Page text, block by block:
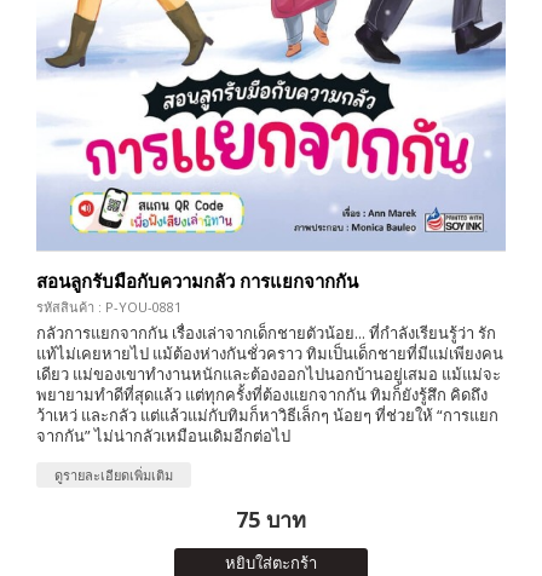
สอนลูกรับมือกับความกลัว การแยกจากกัน
รหัสสินค้า : P-YOU-0881
กลัวการแยกจากกัน เรื่องเล่าจากเด็กชายตัวน้อย... ที่กำลังเรียนรู้ว่า รัก
แท้ไม่เคยหายไป แม้ต้องห่างกันชั่วคราว ทิมเป็นเด็กชายที่มีแม่เพียงคน
เดียว แม่ของเขาทำงานหนักและต้องออกไปนอกบ้านอยู่เสมอ แม้แม่จะ
พยายามทำดีที่สุดแล้ว แต่ทุกครั้งที่ต้องแยกจากกัน ทิมก็ยังรู้สึก คิดถึง
ว้าเหว่ และกลัว แต่แล้วแม่กับทิมก็หาวิธีเล็กๆ น้อยๆ ที่ช่วยให้ “การแยก
จากกัน” ไม่น่ากลัวเหมือนเดิมอีกต่อไป
ดูรายละเอียดเพิ่มเติม
75 บาท
หยิบใส่ตะกร้า